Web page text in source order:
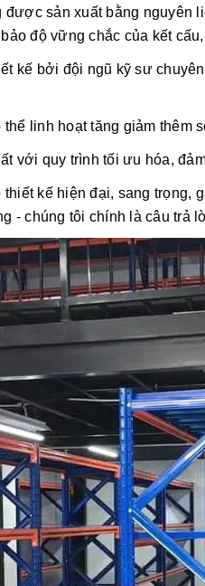
được sản xuất bằng nguyên
độ vững chắc của kết
kế bởi đội ngũ kỹ sư
linh hoạt tăng giảm thêm
với quy trình tối ưu hóa,
thiết kế hiện đại, sang
- chúng tôi chính là câu trả